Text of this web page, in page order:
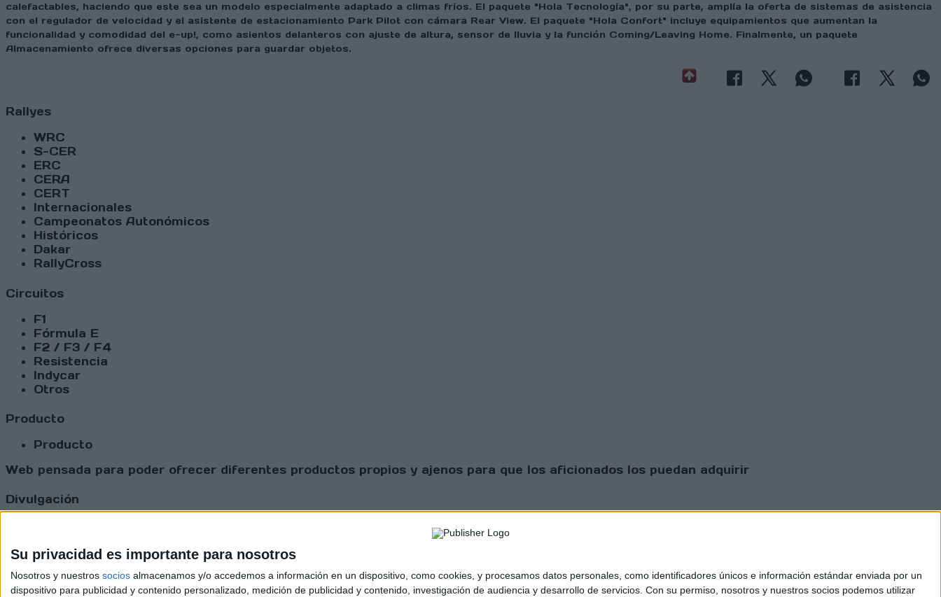
Su privacidad es importante para nosotros
Nosotros y nuestros socios almacenamos y/o accedemos a información en un dispositivo, como cookies, y procesamos datos personales, como identificadores únicos e información estándar enviada por un
dispositivo para publicidad y contenido personalizado, medición de publicidad y contenido, investigación de audiencia y desarrollo de servicios. Con su permiso, nosotros y nuestros socios podemos utilizar
calefactables, haciendo que este sea un modelo especialmente adaptado a climas fríos. El paquete "Hola Tecnología", por su parte, amplía la oferta de sistemas de asistencia
con el regulador de velocidad y el asistente de estacionamiento Park Pilot con cámara Rear View. El paquete "Hola Confort" incluye equipamientos que aumentan la
funcionalidad y comodidad del e-up!, como asientos delanteros con ajuste de altura, sensor de lluvia y la función Coming/Leaving Home. Finalmente, un paquete
Almacenamiento ofrece diversas opciones para guardar objetos.
Rallyes
WRC
S-CER
ERC
CERA
CERT
Internacionales
Campeonatos Autonómicos
Históricos
Dakar
RallyCross
Circuitos
F1
Fórmula E
F2 / F3 / F4
Resistencia
Indycar
Otros
Producto
Producto
Web pensada para poder ofrecer diferentes productos propios y ajenos para que los aficionados los puedan adquirir
Divulgación
Comunicados
Vídeos (on boards)